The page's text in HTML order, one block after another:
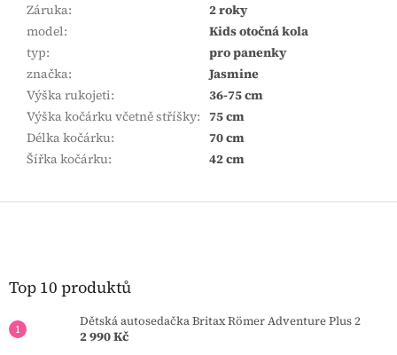
Záruka:
2 roky
model:
Kids otočná kola
typ:
pro panenky
značka:
Jasmine
Výška rukojeti:
36-75 cm
Výška kočárku včetně stříšky: 75 cm
Délka kočárku:
70 cm
Šířka kočárku: 42 cm
Z
Top 10 produktů
Dětská autosedačka Britax Römer Adventure Plus 2
2 990 Kč